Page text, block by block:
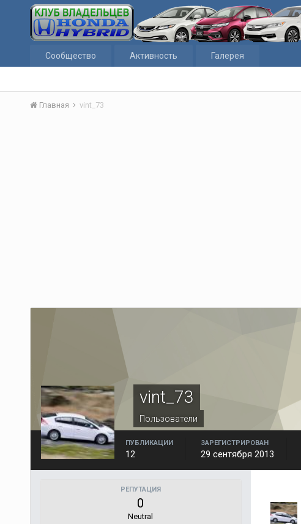
Сообщество Активность Галерея
Главная vint_73
vint_73
Пользователи
ПУБЛИКАЦИИ
12
ЗАРЕГИСТРИРОВАН
29 сентября 2013
РЕПУТАЦИЯ
0
Neutral